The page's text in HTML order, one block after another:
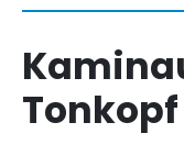
Tonkopf